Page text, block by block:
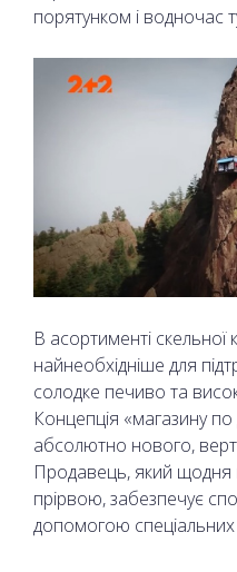
порятунком і водночас
В асортименті скельної
найнеобхідніше для
солодке печиво та
Концепція «магазину по
абсолютно нового,
Продавець, який щодня
прірвою, забезпечує
допомогою спеціальних